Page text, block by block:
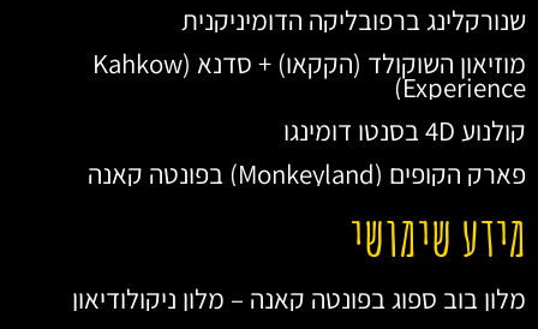
שנורקלינג ברפובליקה הדומיניקנית
מוזיאון השוקולד (הקקאו) + סדנא (Kahkow
Experience)
קולנוע 4D בסנטו דומינגו
פארק הקופים (Monkeyland) בפונטה קאנה
מידע שימושי
מלון בוב ספוג בפונטה קאנה – מלון ניקולודיאון